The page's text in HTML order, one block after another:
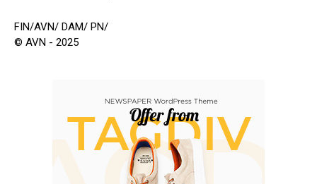
FIN/AVN/ DAM/ PN/
© AVN - 2025